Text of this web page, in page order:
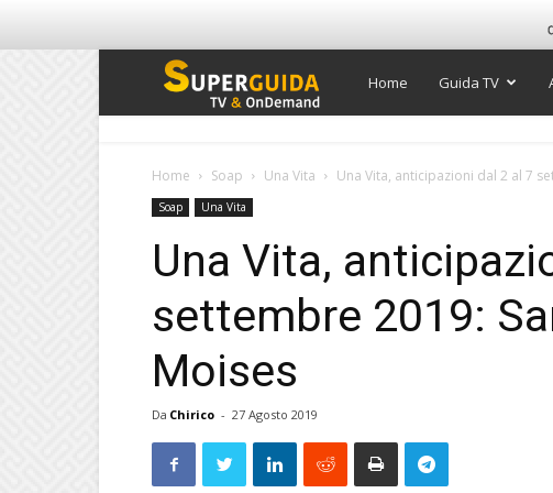
Super
Home Guida TV
Home Soap Una Vita Una Vita, anticipazioni dal 2 al 7
Soap Una Vita
Una Vita,
settembre 2019:
Moises
Da Chirico - 27 Agosto 2019